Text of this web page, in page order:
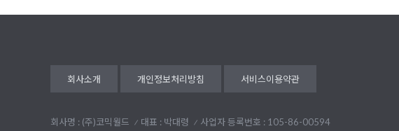
회사소개 개인정보처리방침 서비스이용약관
회사명 : (주)코믹월드 대표 : 박대령 사업자 등록번호 : 105-86-00594